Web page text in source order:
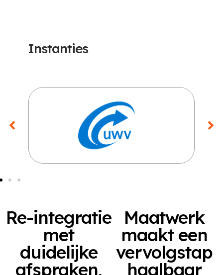
Instanties
Re-integratie
met
duidelijke
afspraken,
Maatwerk
maakt een
vervolgstap
haalbaar